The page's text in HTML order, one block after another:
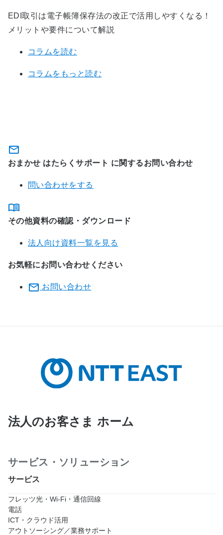
EDI取引は電子帳簿保存法の改正で活用しやすくなる！
メリットや要件について解説
コラムを読む
コラムをもっと読む
おまかせ はたらくサポート に関するお問い合わせ
問い合わせをする
その他資料の確認・ダウンロード
法人向け資料一覧を見る
お気軽にお問い合わせください
お問い合わせ
法人のお客さま ホーム
サービス・ソリューション
サービス
フレッツ光・Wi-Fi・通信回線
電話
ICT・クラウド活用
アウトソーシング／業務サポート